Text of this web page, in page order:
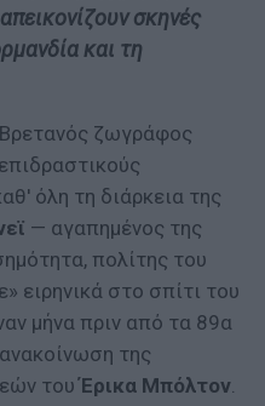
σκηνές
και τη
ζωγράφος
όλη τη διάρκεια της
— αγαπημένος της
πολίτης του
ειρηνικά στο σπίτι του
μήνα πριν από τα 89α
της
τουΈρικα Μπόλτον.